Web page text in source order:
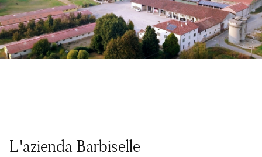
L'azienda Barbiselle